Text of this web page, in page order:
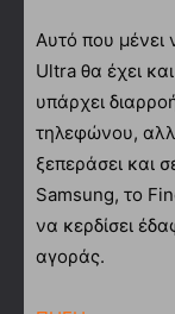
Αυτό που μένει
Ultra θα έχει
υπάρχει
τηλεφώνου,
ξεπεράσει και
Samsung, το
να κερδίσει
αγοράς.